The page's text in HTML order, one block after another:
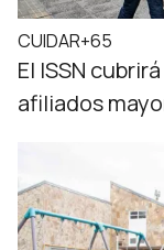
CUIDAR+65
El ISSN
afiliados